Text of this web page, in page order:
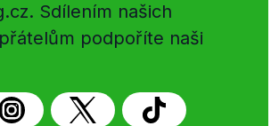
Sdílením našich
podpoříte naši